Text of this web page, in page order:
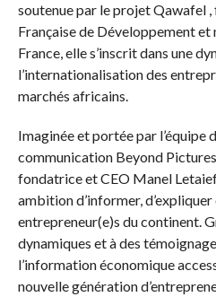
soutenue par le projet Qawafel
Française de Développement
France, elle s’inscrit dans une
l’internationalisation des
marchés africains.
Imaginée et portée par l’équipe
communication Beyond
fondatrice et CEO Manel
ambition d’informer, d’expliquer
entrepreneur(e)s du continent.
dynamiques et à des
l’information économique
nouvelle génération